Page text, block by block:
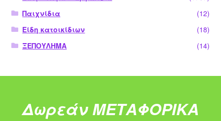
Παιχνίδια
(12)
Είδη κατοικίδιων
(18)
ΞΕΠΟΥΛΗΜΑ
(14)
Δωρεάν ΜΕΤΑΦΟΡΙΚΑ